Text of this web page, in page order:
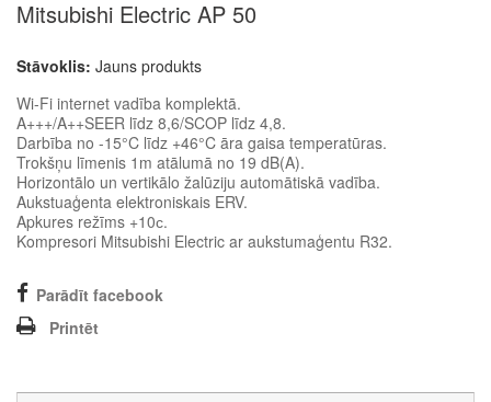
Mitsubishi Electric AP 50
Stāvoklis: Jauns produkts
Wi-Fi internet vadība komplektā.
A+++/A++SEER līdz 8,6/SCOP līdz 4,8.
Darbība no -15°C līdz +46°C āra gaisa temperatūras.
Trokšņu līmenis 1m atālumā no 19 dB(A).
Horizontālo un vertikālo žalūziju automātiskā vadība.
Aukstuaģenta elektroniskais ERV.
Apkures režīms +10с.
Kompresori Mitsubishi Electric ar aukstumaģentu R32.
Parādīt facebook
Printēt